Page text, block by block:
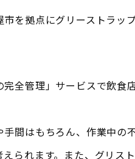
を拠点にグリーストラッ
全管理」サービスで飲食
間はもちろん、作業中の
られます。また、グリス